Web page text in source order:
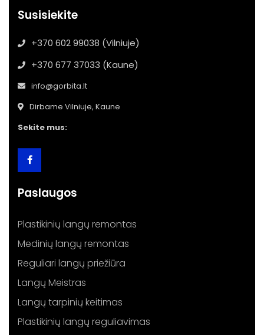
Susisiekite
+370 602 99038 (Vilniuje)
+370 677 37033 (Kaune)
info@gorbita.lt
Dirbame Vilniuje, Kaune
Sekite mus:
Paslaugos
Plastikinių langų remontas
Medinių langų remontas
Reguliari langų priežiūra
Langų Meistras
Langų tarpinių keitimas
Plastikinių langų reguliavimas